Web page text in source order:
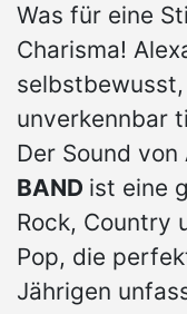
Was für eine
Charisma!
unverkennbar
Der Sound von
BAND ist eine
Rock, Country
Pop, die
Jährigen